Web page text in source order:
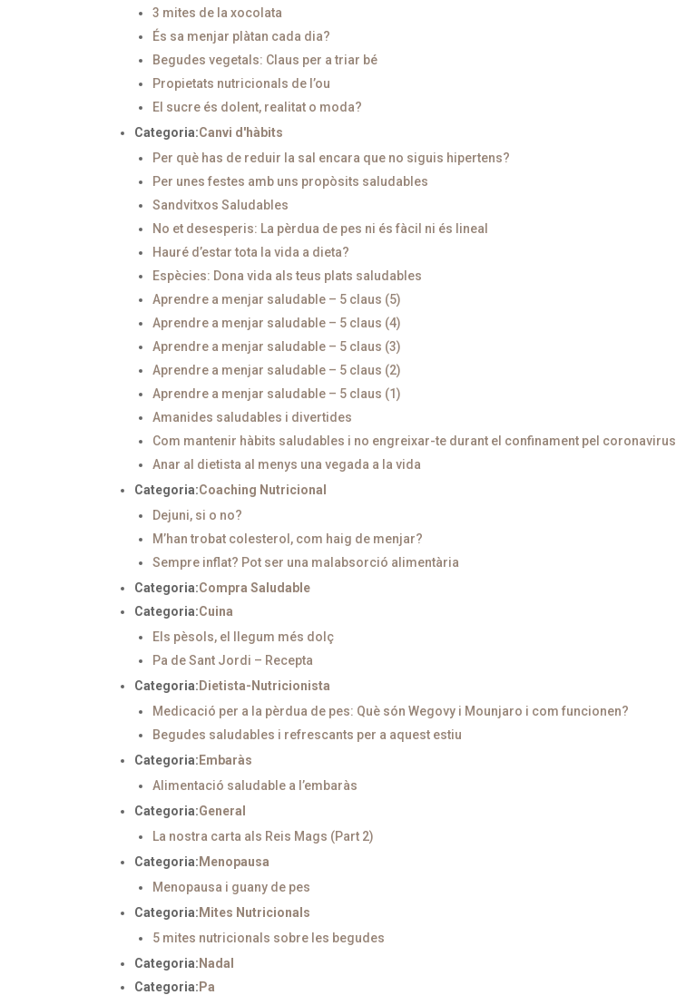
3 mites de la xocolata
És sa menjar plàtan cada dia?
Begudes vegetals: Claus per a triar bé
Propietats nutricionals de l’ou
El sucre és dolent, realitat o moda?
Categoria:Canvi d'hàbits
Per què has de reduir la sal encara que no siguis hipertens?
Per unes festes amb uns propòsits saludables
Sandvitxos Saludables
No et desesperis: La pèrdua de pes ni és fàcil ni és lineal
Hauré d’estar tota la vida a dieta?
Espècies: Dona vida als teus plats saludables
Aprendre a menjar saludable – 5 claus (5)
Aprendre a menjar saludable – 5 claus (4)
Aprendre a menjar saludable – 5 claus (3)
Aprendre a menjar saludable – 5 claus (2)
Aprendre a menjar saludable – 5 claus (1)
Amanides saludables i divertides
Com mantenir hàbits saludables i no engreixar-te durant el confinament pel coronavirus
Anar al dietista al menys una vegada a la vida
Categoria:Coaching Nutricional
Dejuni, si o no?
M’han trobat colesterol, com haig de menjar?
Sempre inflat? Pot ser una malabsorció alimentària
Categoria:Compra Saludable
Categoria:Cuina
Els pèsols, el llegum més dolç
Pa de Sant Jordi – Recepta
Categoria: Dietista-Nutricionista
Medicació per a la pèrdua de pes: Què són Wegovy i Mounjaro i com funcionen?
Begudes saludables i refrescants per a aquest estiu
Categoria: Embaràs
Alimentació saludable a l’embaràs
Categoria:General
La nostra carta als Reis Mags (Part 2)
Categoria: Menopausa
Menopausa i guany de pes
Categoria: Mites Nutricionals
5 mites nutricionals sobre les begudes
Categoria: Nadal
Categoria: Pa